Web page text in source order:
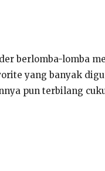
berlomba-lomba
yang banyak
pun terbilang